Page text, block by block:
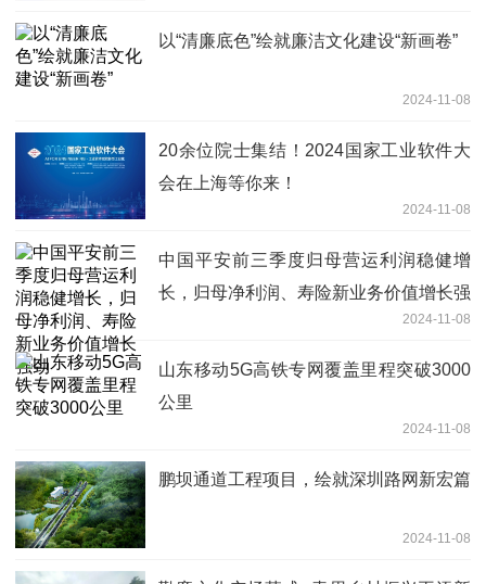
以“清廉底色”绘就廉洁文化建设“新画卷”
2024-11-08
20余位院士集结！2024国家工业软件大
会在上海等你来！
2024-11-08
中国平安前三季度归母营运利润稳健增
长，归母净利润、寿险新业务价值增长强
2024-11-08
山东移动5G高铁专网覆盖里程突破3000
公里
2024-11-08
鹏坝通道工程项目，绘就深圳路网新宏篇
2024-11-08